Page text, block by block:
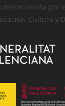
por
Cultura y